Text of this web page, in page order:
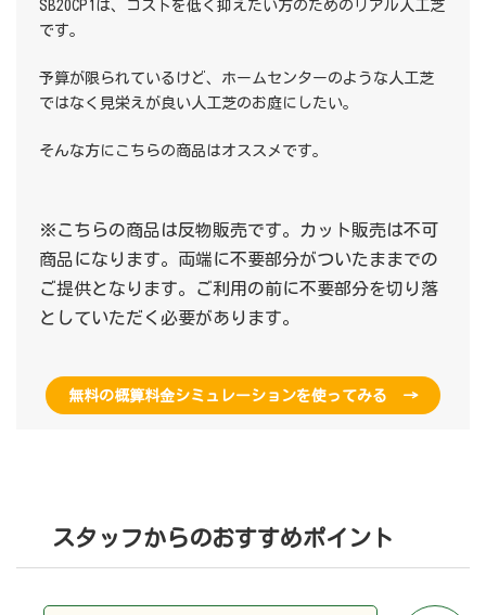
SB20CP1は、コストを低く抑えたい方のためのリアル人工芝
です。
予算が限られているけど、ホームセンターのような人工芝
ではなく見栄えが良い人工芝のお庭にしたい。
そんな方にこちらの商品はオススメです。
※こちらの商品は反物販売です。カット販売は不可
商品になります。両端に不要部分がついたままでの
ご提供となります。ご利用の前に不要部分を切り落
としていただく必要があります。
無料の概算料金シミュレーションを使ってみる →
スタッフからのおすすめポイント